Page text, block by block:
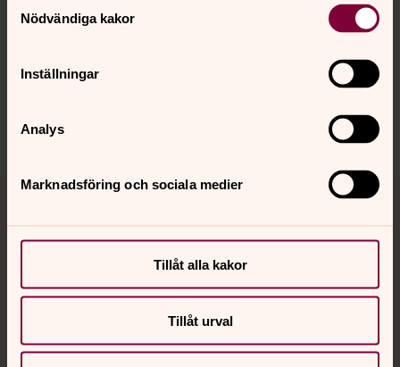
Nödvändiga kakor
Inställningar
Analys
Marknadsföring och sociala medier
Tillåt alla kakor
Tillåt urval
Senast ändrad 21 juli 2025
innehåll?
Dela
Tillbaka till toppen
Tillbaka till innehållet
Kalender